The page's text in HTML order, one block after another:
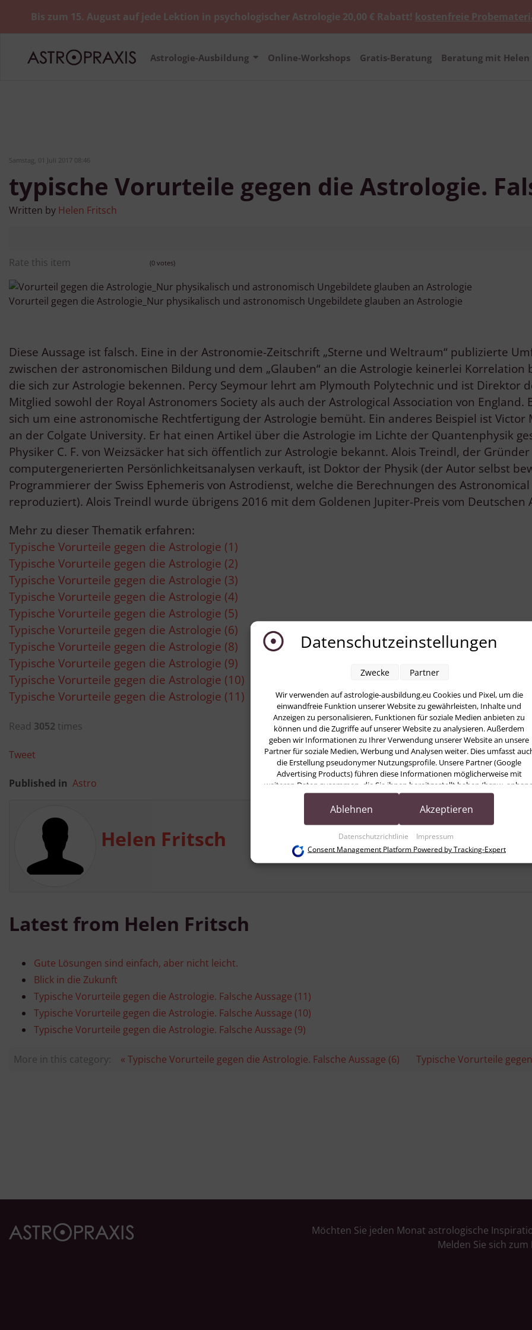
Bis zum 15. August auf jede Lektion in psychologischer Astrologie 20,00 € Rabatt! kostenfreie
Astrologie-Ausbildung Online-Workshops Gratis-Beratung Beratung mit Helen
Samstag, 01 Juli 2017 08:46
typische Vorurteile gegen die Astrologie.
Written by Helen Fritsch
Rate this item (0 votes)
Vorurteil gegen die Astrologie_Nur physikalisch und astronomisch Ungebildete glauben an Astrologie
Diese Aussage ist falsch. Eine in der Astronomie-Zeitschrift „Sterne und Weltraum“ publizierte
zwischen der astronomischen Bildung und dem „Glauben“ an die Astrologie keinerlei
die sich zur Astrologie bekennen. Percy Seymour lehrt am Plymouth Polytechnic und ist Direktor
Mitglied sowohl der Royal Astronomers Society als auch der Astrological Association von
sich um eine astronomische Rechtfertigung der Astrologie bemüht. Ein anderes Beispiel ist
an der Colgate University. Er hat einen Artikel über die Astrologie im Lichte der Quantenphysik
Physiker C. F. von Weizsäcker hat sich öffentlich zur Astrologie bekannt. Alois Treindl, der
computergenerierten Persönlichkeitsanalysen verkauft, ist Doktor der Physik (der Autor selbst
Programmierer der Swiss Ephemeris von Astrodienst, welche die Berechnungen des
reproduziert). Alois Treindl wurde übrigens 2016 mit dem Goldenen Jupiter-Preis vom Deutschen
Mehr zu dieser Thematik erfahren:
Typische Vorurteile gegen die Astrologie (1)
Typische Vorurteile gegen die Astrologie (2)
Typische Vorurteile gegen die Astrologie (3)
Typische Vorurteile gegen die Astrologie (4)
Typische Vorurteile gegen die Astrologie (5)
Typische Vorurteile gegen die Astrologie (6)
Typische Vorurteile gegen die Astrologie (8)
Typische Vorurteile gegen die Astrologie (9)
Typische Vorurteile gegen die Astrologie (10)
Typische Vorurteile gegen die Astrologie (11)
Read 3052 times
Tweet
Published in Astro
Helen Fritsch
Latest from Helen Fritsch
Gute Lösungen sind einfach, aber nicht leicht.
Blick in die Zukunft
Typische Vorurteile gegen die Astrologie. Falsche Aussage (11)
Typische Vorurteile gegen die Astrologie. Falsche Aussage (10)
Typische Vorurteile gegen die Astrologie. Falsche Aussage (9)
More in this category: « Typische Vorurteile gegen die Astrologie. Falsche Aussage (6) Typische Vorurteile
Möchten Sie jeden Monat astrologische
Melden Sie sich
Datenschutzeinstellungen
Wir verwenden auf astrologie-ausbildung.eu Cookies und Pixel, um die
einwandfreie Funktion unserer Website zu gewährleisten, Inhalte und
Anzeigen zu personalisieren, Funktionen für soziale Medien anbieten zu
können und die Zugriffe auf unserer Website zu analysieren. Außerdem
geben wir Informationen zu Ihrer Verwendung unserer Website an unsere
Partner für soziale Medien, Werbung und Analysen weiter. Dies umfasst
die Erstellung pseudonymer Nutzungsprofile. Unsere Partner (Google
Advertising Products) führen diese Informationen möglicherweise mit
weiteren Daten zusammen, die Sie ihnen bereitgestellt haben (bspw.
eines persönlichen Accounts) oder welche sie im Rahmen Ihrer Nutzung der
Dienste gesammelt haben (bspw. Nutzungsdaten anderer Geräte). Ihre
Einwilligung zur Nutzung von Cookies und Pixeln können Sie jederzeit
dort die entsprechenden Anpassungen vornehmen.
Zwecke der Datenverarbeitung durch unsere Partner:
Verwendung genauer Standortdaten
Endgeräteeigenschaften zur Identifikation aktiv abfragen
Datenschutzrichtlinie Impressum
Zwecke Partner
Ablehnen Akzeptieren
Consent Management Platform Powered by Tracking-Expert